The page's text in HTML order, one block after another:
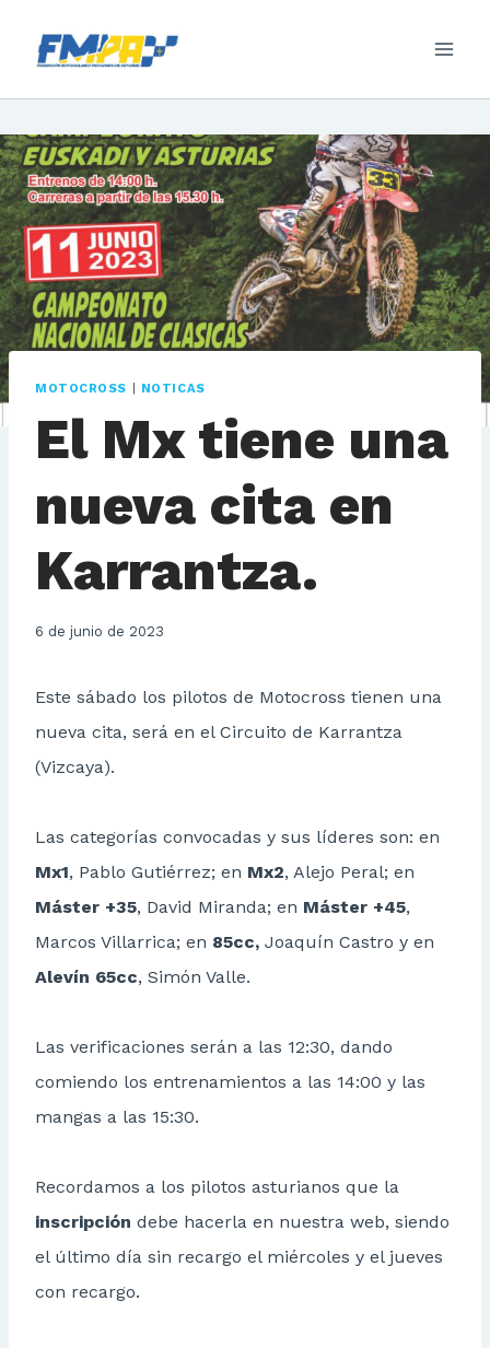
MOTOCROSS NOTICAS
El Mx tiene una
nueva cita en
Karrantza.
6 de junio de 2023
Este sábado los pilotos de Motocross tienen una
nueva cita, será en el Circuito de Karrantza
(Vizcaya).
Las categorías convocadas y sus líderes son: en
Mx1, Pablo Gutiérrez; en Mx2, Alejo Peral; en
Máster +35, David Miranda; en Máster +45,
Marcos Villarrica; en 85cc, Joaquín Castro y en
Alevín 65cc, Simón Valle.
Las verificaciones serán a las 12:30, dando
comiendo los entrenamientos a las 14:00 y las
mangas a las 15:30.
Recordamos a los pilotos asturianos que la
inscripción debe hacerla en nuestra web, siendo
el último día sin recargo el miércoles y el jueves
con recargo.